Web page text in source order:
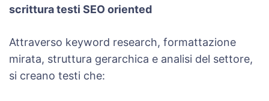
scrittura testi SEO oriented
Attraverso keyword research, formattazione
mirata, struttura gerarchica e analisi del settore,
si creano testi che: